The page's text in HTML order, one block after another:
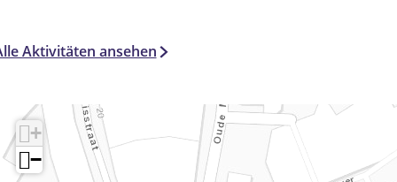
Aktivitäten ansehen
+
−